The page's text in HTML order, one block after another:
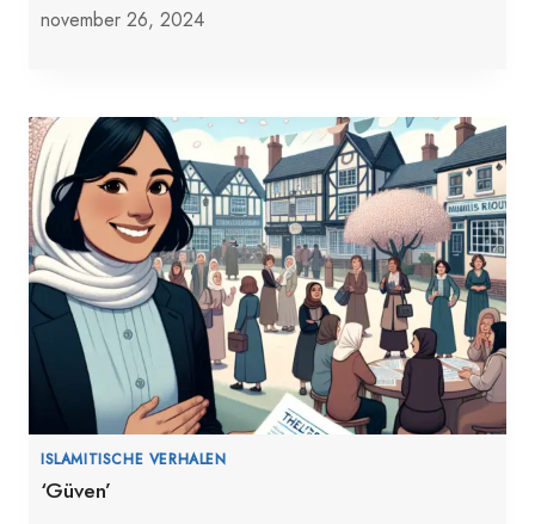
november 26, 2024
ISLAMITISCHE VERHALEN
‘Güven’